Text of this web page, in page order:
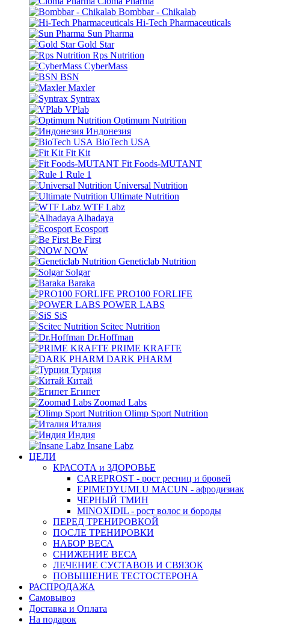
Bombbar - Chikalab
Hi-Tech Pharmaceuticals
Sun Pharma
Gold Star
Rps Nutrition
CyberMass
BSN
Maxler
Syntrax
VPlab
Optimum Nutrition
Индонезия
BioTech USA
Fit Kit
Fit Foods-MUTANT
Rule 1
Universal Nutrition
Ultimate Nutrition
WTF Labz
Alhadaya
Ecosport
Be First
NOW
Geneticlab Nutrition
Solgar
Baraka
PRO100 FORLIFE
POWER LABS
SiS
Scitec Nutrition
Dr.Hoffman
PRIME KRAFTE
DARK PHARM
Турция
Китай
Египет
Zoomad Labs
Olimp Sport Nutrition
Италия
Индия
Insane Labz
ЦЕЛИ
КРАСОТА и ЗДОРОВЬЕ
CAREPROST - рост ресниц и бровей
EPIMEDYUMLU MACUN - афродизиак
ЧЕРНЫЙ ТМИН
MINOXIDIL - рост волос и бороды
ПЕРЕД ТРЕНИРОВКОЙ
ПОСЛЕ ТРЕНИРОВКИ
НАБОР ВЕСА
СНИЖЕНИЕ ВЕСА
ЛЕЧЕНИЕ СУСТАВОВ И СВЯЗОК
ПОВЫШЕНИЕ ТЕСТОСТЕРОНА
РАСПРОДАЖА
Самовывоз
Доставка и Оплата
На подарок